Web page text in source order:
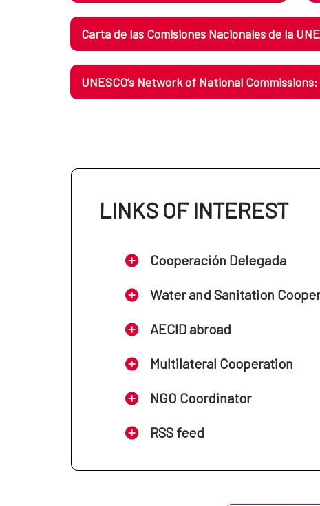
Carta de las Comisiones Nacionales de la
UNESCO’s Network of National
LINKS OF INTEREST
Cooperación Delegada
Water and Sanitation
AECID abroad
Multilateral Cooperation
NGO Coordinator
RSS feed